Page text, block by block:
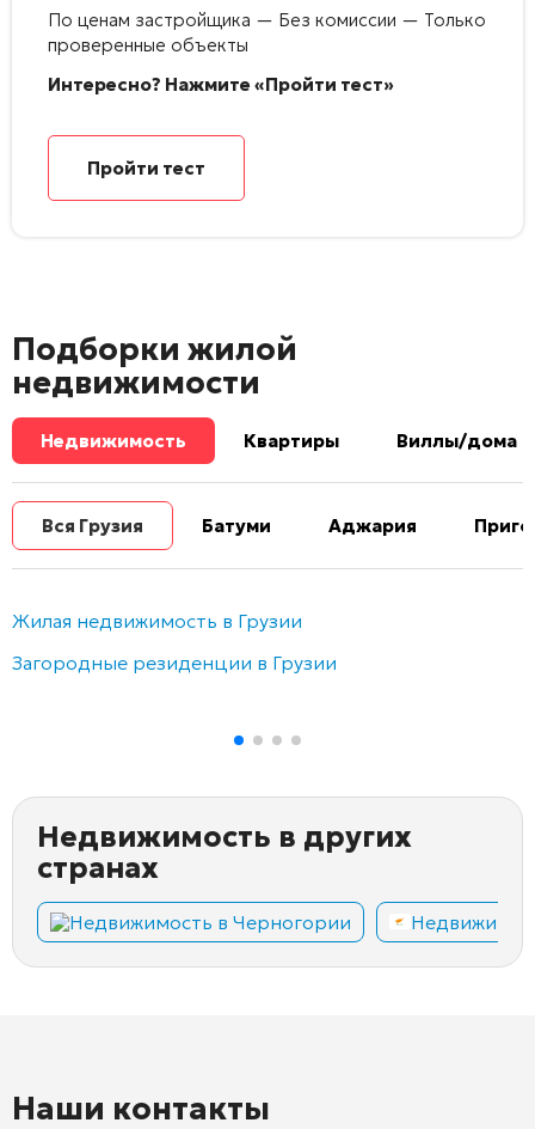
По ценам застройщика — Без комиссии — Только
проверенные объекты
Интересно? Нажмите «Пройти тест»
Пройти тест
Подборки жилой
недвижимости
Недвижимость Квартиры Виллы/дома
Вся Грузия Батуми Аджария
Жилая недвижимость в Грузии
Загородные резиденции в Грузии
Недвижимость в других
странах
Недвижимость в Черногории
Наши контакты